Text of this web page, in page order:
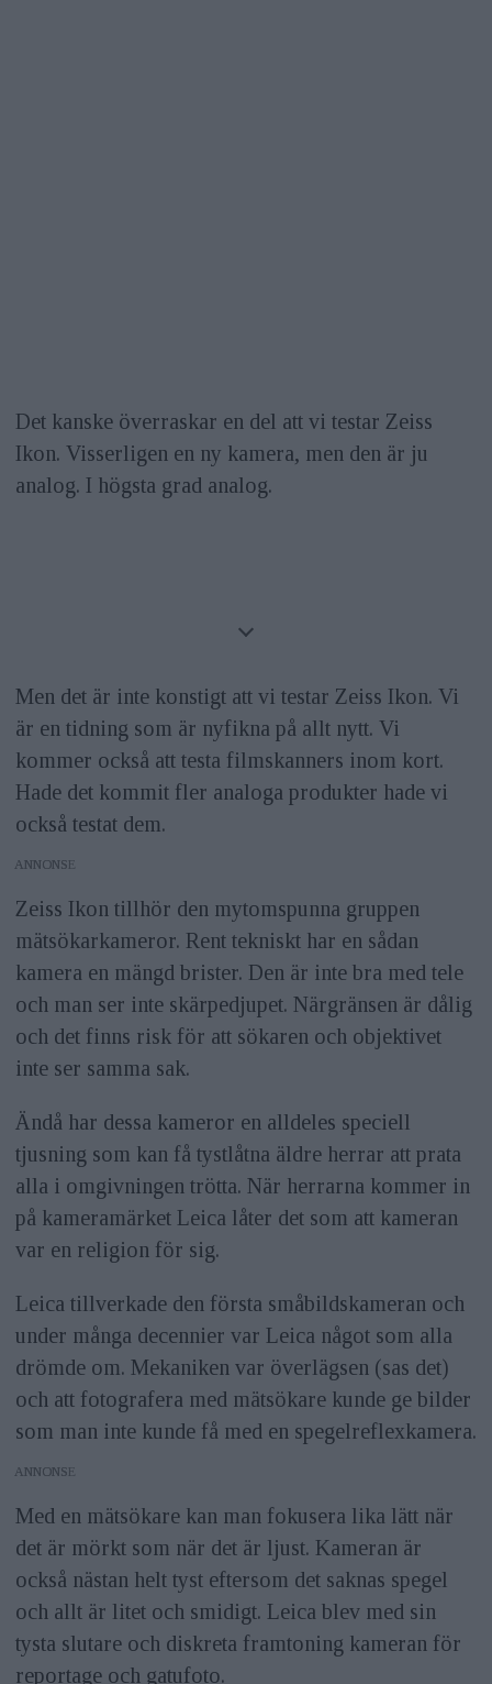
Det kanske överraskar en del att vi testar Zeiss
Ikon. Visserligen en ny kamera, men den är ju
analog. I högsta grad analog.
Men det är inte konstigt att vi testar Zeiss Ikon. Vi
är en tidning som är nyfikna på allt nytt. Vi
kommer också att testa filmskanners inom kort.
Hade det kommit fler analoga produkter hade vi
också testat dem.
ANNONS
Zeiss Ikon tillhör den mytomspunna gruppen
mätsökarkameror. Rent tekniskt har en sådan
kamera en mängd brister. Den är inte bra med tele
och man ser inte skärpedjupet. Närgränsen är dålig
och det finns risk för att sökaren och objektivet
inte ser samma sak.
Ändå har dessa kameror en alldeles speciell
tjusning som kan få tystlåtna äldre herrar att prata
alla i omgivningen trötta. När herrarna kommer in
på kameramärket Leica låter det som att kameran
var en religion för sig.
Leica tillverkade den första småbildskameran och
under många decennier var Leica något som alla
drömde om. Mekaniken var överlägsen (sas det)
och att fotografera med mätsökare kunde ge bilder
som man inte kunde få med en spegelreflexkamera.
ANNONS
Med en mätsökare kan man fokusera lika lätt när
det är mörkt som när det är ljust. Kameran är
också nästan helt tyst eftersom det saknas spegel
och allt är litet och smidigt. Leica blev med sin
tysta slutare och diskreta framtoning kameran för
reportage och gatufoto.